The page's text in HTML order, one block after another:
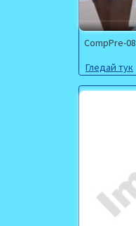
CompPre-08
Гледай тук